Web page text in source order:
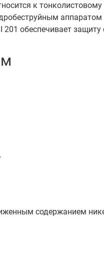
к
обеспечивает защиту
содержанием